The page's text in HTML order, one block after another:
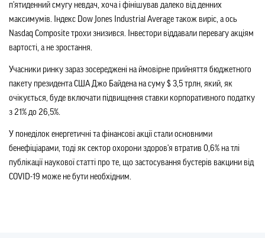
п'ятиденний смугу невдач, хоча і фінішував далеко від денних
максимумів. Індекс Dow Jones Industrial Average також виріс, а ось
Nasdaq Composite трохи знизився. Інвестори віддавали перевагу акціям
вартості, а не зростання.
Учасники ринку зараз зосереджені на ймовірне прийняття бюджетного
пакету президента США Джо Байдена на суму $ 3,5 трлн, який, як
очікується, буде включати підвищення ставки корпоративного податку
з 21% до 26,5%.
У понеділок енергетичні та фінансові акції стали основними
бенефіціарами, тоді як сектор охорони здоров'я втратив 0,6% на тлі
публікації наукової статті про те, що застосування бустерів вакцини від
COVID-19 може не бути необхідним.